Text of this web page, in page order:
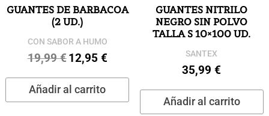
GUANTES DE BARBACOA
(2 UD.)
CON SABOR A HUMO
19,99€ El
original
era:
12,95 €El
es:
Añadir al carrito
GUANTES NITRILO
NEGRO SIN POLVO
TALLA S 10×100 UD.
SANTEX
35,99€
Añadir al carrito